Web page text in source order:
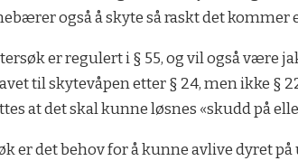
også å skyte så raskt det
er regulert i § 55, og vil også være
til skytevåpen etter § 24, men ikke §
at det skal kunne løsnes «skudd på
er det behov for å kunne avlive dyret